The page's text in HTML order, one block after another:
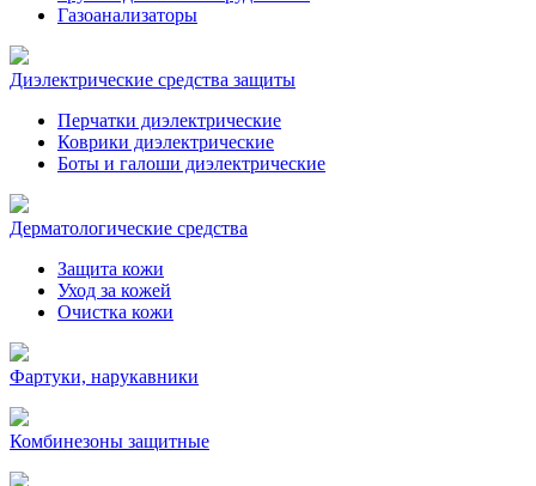
Газоанализаторы
Диэлектрические средства защиты
Перчатки диэлектрические
Коврики диэлектрические
Боты и галоши диэлектрические
Дерматологические средства
Защита кожи
Уход за кожей
Очистка кожи
Фартуки, нарукавники
Комбинезоны защитные